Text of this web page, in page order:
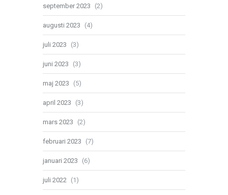
september 2023 (2)
augusti 2023 (4)
juli 2023 (3)
juni 2023 (3)
maj 2023 (5)
april 2023 (3)
mars 2023 (2)
februari 2023 (7)
januari 2023 (6)
juli 2022 (1)